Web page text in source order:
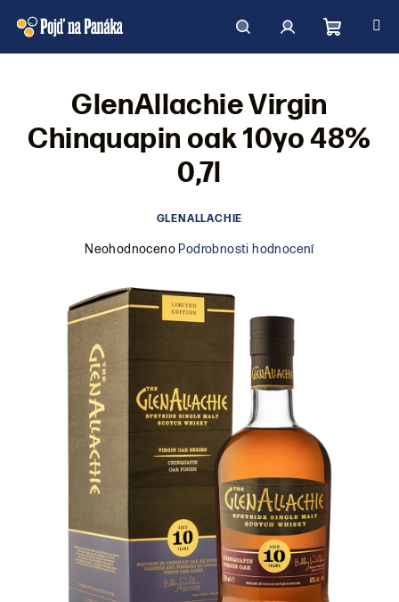
HledatPřihlášeníNákupní
GlenAllachie Virgin
Chinquapin oak 10yo 48%
0,7l
GLENALLACHIE
Neohodnoceno Podrobnosti hodnocení